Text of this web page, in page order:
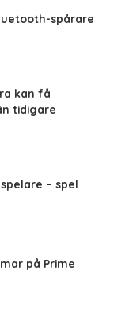
spårare
kan få
tidigare
– spel
på Prime